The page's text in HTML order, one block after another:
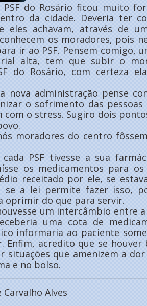
PSF do Rosário ficou muito
da cidade. Deveria ter
eles achavam, através de
os moradores, pois
ir ao PSF. Pensem comigo,
alta, tem que subir o
do Rosário, com certeza
nova administração pense
o sofrimento das
o stress. Sugiro dois
moradores do centro
cada PSF tivesse a sua
os medicamentos para
receitado por ele, se
se a lei permite fazer isso,
oprimir do que para servir.
um intercâmbio entre a
uma cota de
informaria ao paciente
Enfim, acredito que se houver
situações que amenizem a
e no bolso.
Alves